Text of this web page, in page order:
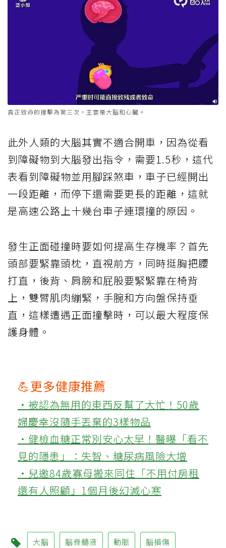
真正致命的撞擊為第三次，主要是大腦和心臟。
此外人類的大腦其實不適合開車，因為從看
到障礙物到大腦發出指令，需要1.5秒，這代
表看到障礙物並用腳踩煞車，車子已經開出
一段距離，而停下還需要更長的距離，這就
是高速公路上十幾台車子連環撞的原因。
發生正面碰撞時要如何提高生存機率？首先
頭部要緊靠頭枕，直視前方，同時挺胸把腰
打直，後背、肩膀和屁股要緊緊靠在椅背
上，雙臂肌肉繃緊，手腕和方向盤保持垂
直，這樣遭遇正面撞擊時，可以最大程度保
護身體。
💪更多健康推薦
‧被認為無用的東西反幫了大忙！50歲
婦慶幸沒隨手丟棄的3樣物品
‧健檢血糖正常別安心太早！醫曝「看不
見的隱患」：失智、糖尿病風險大增
‧兒邀84歲寡母搬來同住「不用付房租
還有人照顧」1個月後幻滅心寒
大腦 腦脊髓液 動脈 腦損傷